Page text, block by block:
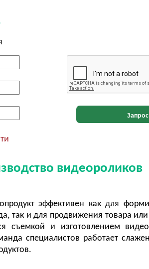
видеороликов
эффективен как для
так и для продвижения товара или
съемкой и изготовлением
специалистов работает